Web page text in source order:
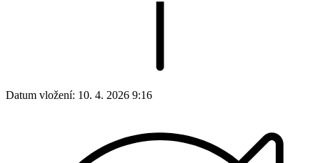
Datum vložení: 10. 4. 2026 9:16